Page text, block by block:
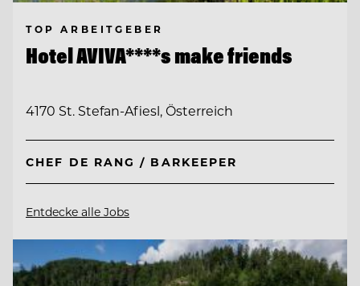
TOP ARBEITGEBER
Hotel AVIVA****s make friends
4170 St. Stefan-Afiesl, Österreich
CHEF DE RANG / BARKEEPER
Entdecke alle Jobs